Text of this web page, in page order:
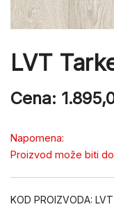
LVT
Cena:
Napomena:
Proizvod može biti
KOD PROIZVODA: